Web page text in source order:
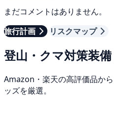
まだコメントはありません。
旅行計画
リスクマップ
登山・クマ対策装備
Amazon・楽天の高評価品か
ッズを厳選。